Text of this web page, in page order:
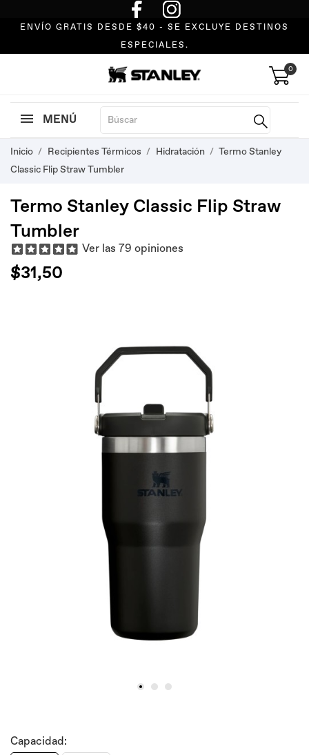
ENVÍO GRATIS DESDE $40 - SE EXCLUYE DESTINOS
ESPECIALES.
0
MENÚ
Inicio Recipientes Térmicos Hidratación
Termo Stanley
Classic Flip Straw Tumbler
Termo Stanley Classic Flip Straw
Tumbler
Ver las 79 opiniones
$31,50
Capacidad: